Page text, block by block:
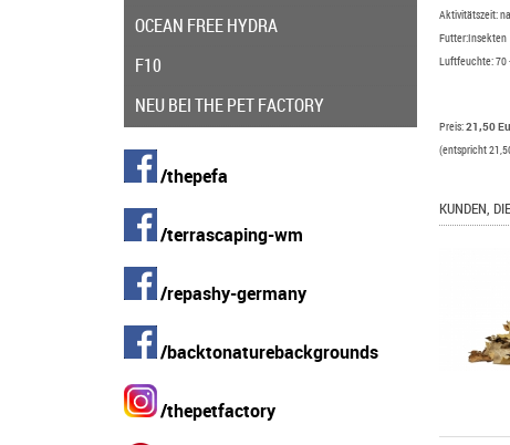
Aktivitätszeit:
Futter:Insekten
Luftfeuchte: 70
Preis:21,50
(entspricht
KUNDEN,
OCEAN FREE HYDRA
F10
NEU BEI THE PET FACTORY
/thepefa
/terrascaping-wm
/repashy-germany
/backtonaturebackgrounds
/thepetfactory